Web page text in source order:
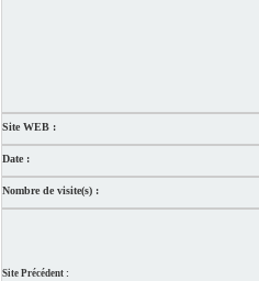
Site WEB :
Date :
Nombre de visite(s) :
Site Précédent :